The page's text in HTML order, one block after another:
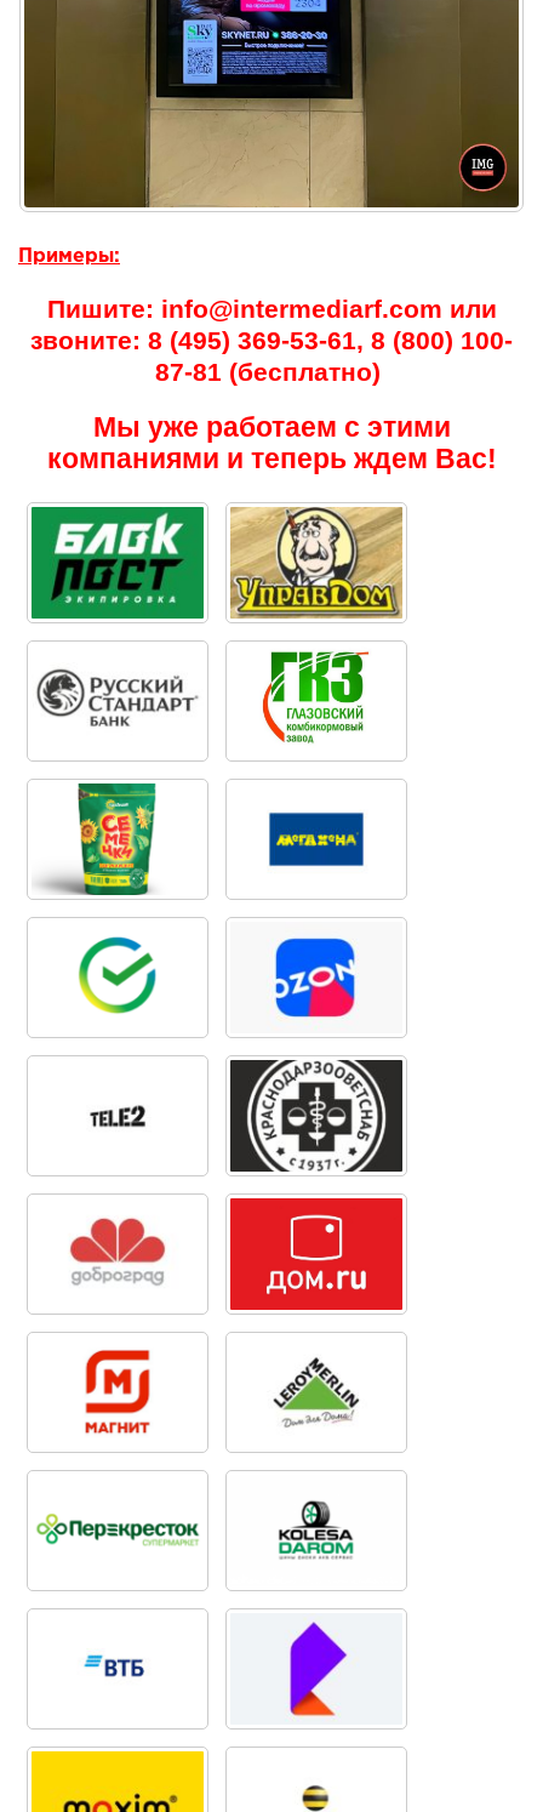
Примеры:
Пишите: info@intermediarf.com или
звоните: 8 (495) 369-53-61, 8 (800) 100-
87-81 (бесплатно)
Мы уже работаем с этими
компаниями и теперь ждем Вас!